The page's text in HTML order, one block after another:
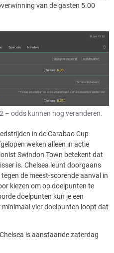
van de gasten 5.00
– odds kunnen nog veranderen.
in de Carabao Cup
weken alleen in actie
Swindon Town betekent dat
is. Chelsea leunt doorgaans
de meest-scorende aanval in
kiezen om op doelpunten te
doelpunten kun je een
vier doelpunten loopt dat
is aanstaande zaterdag